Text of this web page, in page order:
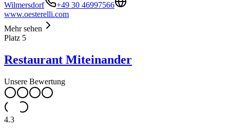
Wilmersdorf
+49 30 46997566
www.oesterelli.com
Mehr sehen
Platz 5
Restaurant Miteinander
Unsere Bewertung
4.3